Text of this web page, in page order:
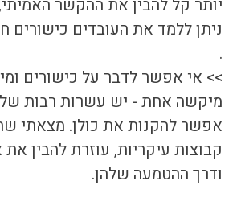
יותר קל להבין את ההקשר
ניתן ללמד את העובדים כישורים
.
>> אי אפשר לדבר על כישורים
מיקשה אחת - יש עשרות רבות של
אפשר להקנות את כולן. מצאתי
קבוצות עיקריות, עוזרת להבין את
ודרך ההטמעה שלהן.